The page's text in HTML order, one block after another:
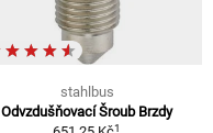
stahlbus
Odvzdušňovací Šroub Brzdy
1